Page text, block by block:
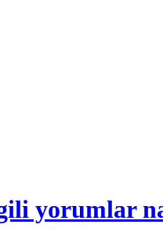
yorumlar